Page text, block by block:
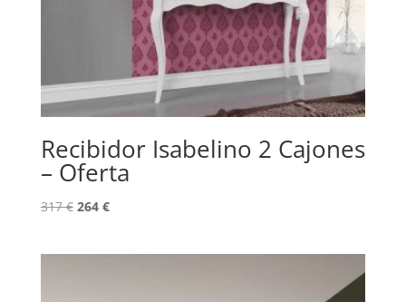
Recibidor Isabelino 2 Cajones
– Oferta
317€ 264 €